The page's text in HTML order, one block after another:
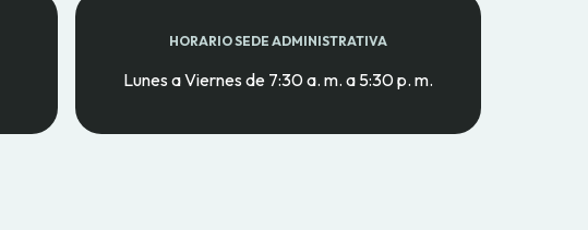
HORARIO SEDE ADMINISTRATIVA
Lunes a Viernes de 7:30 a. m. a 5:30 p. m.